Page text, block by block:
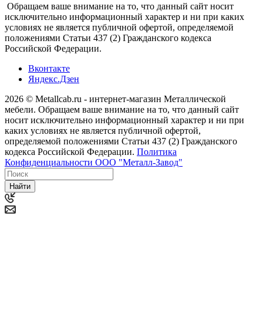
Обращаем ваше внимание на то, что данный сайт носит
исключительно информационный характер и ни при каких
условиях не является публичной офертой, определяемой
положениями Статьи 437 (2) Гражданского кодекса
Российской Федерации.
Вконтакте
Яндекс.Дзен
2026 © Metallcab.ru - интернет-магазин Металлической
мебели. Обращаем ваше внимание на то, что данный сайт
носит исключительно информационный характер и ни при
каких условиях не является публичной офертой,
определяемой положениями Статьи 437 (2) Гражданского
кодекса Российской Федерации. Политика
Конфиденциальности ООО "Металл-Завод"
Найти